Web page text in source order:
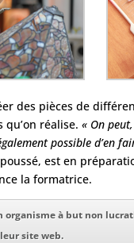
des pièces de
qu’on réalise.« On
possible d’en
est en
la formatrice.
organisme à but non
site web.